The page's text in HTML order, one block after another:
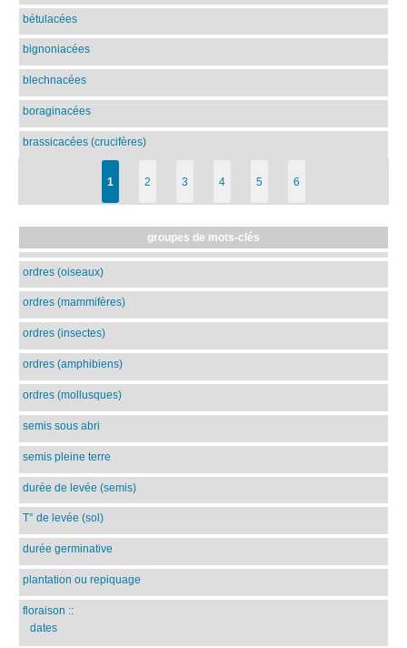
bétulacées
bignoniacées
blechnacées
boraginacées
brassicacées (crucifères)
1 2 3 4 5 6
groupes de mots-clés
ordres (oiseaux)
ordres (mammifères)
ordres (insectes)
ordres (amphibiens)
ordres (mollusques)
semis sous abri
semis pleine terre
durée de levée (semis)
T° de levée (sol)
durée germinative
plantation ou repiquage
floraison ::
dates